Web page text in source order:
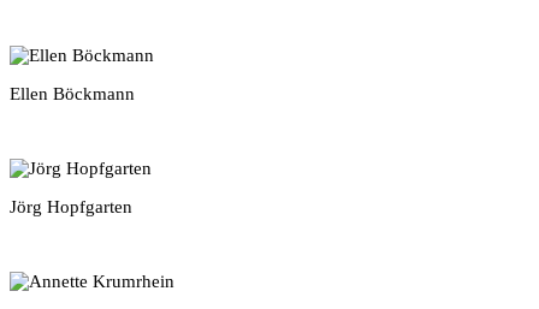
Ellen Böckmann
Jörg Hopfgarten